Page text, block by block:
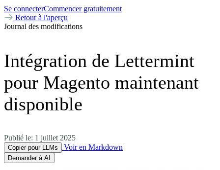
Se connecterCommencer gratuitement
Retour à l'aperçu
Journal des modifications
Intégration de Lettermint
pour Magento maintenant
disponible
Publié le: 1 juillet 2025
Copier pour LLMs Voir en Markdown
Demander à AI